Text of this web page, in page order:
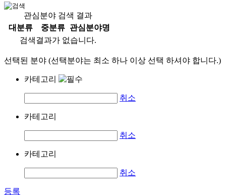
관심분야 검색 결과
대분류
중분류
관심분야명
검색결과가 없습니다.
선택된 분야 (선택분야는 최소 하나 이상 선택 하셔야 합니다.)
카테고리
취소
카테고리
취소
카테고리
취소
등록